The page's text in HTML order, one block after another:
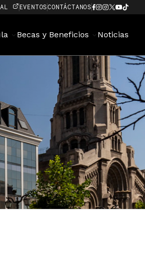
EVENTOSCONTÁCTANOS
Becas y Beneficios Noticias